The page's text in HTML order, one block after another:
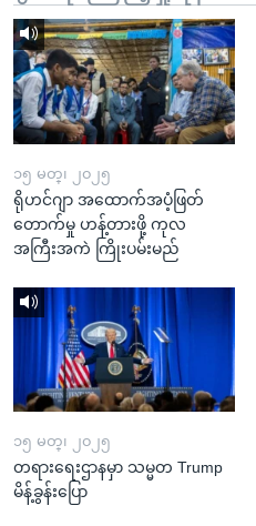
၁၅ မတ္၊ ၂၀၂၅
ရိုဟင်ဂျာ အထောက်အပံ့ဖြတ်
တောက်မှု ဟန့်တားဖို့ ကုလ
အကြီးအကဲ ကြိုးပမ်းမည်
၁၅ မတ္၊ ၂၀၂၅
တရားရေးဌာနမှာ သမ္မတ Trump
မိန့်ခွန်းပြော